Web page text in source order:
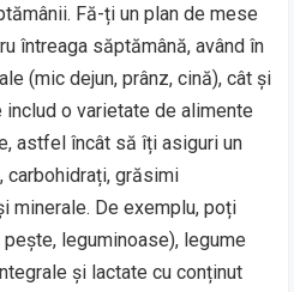
Fă-ți un plan de mese
întreaga săptămână, având în
(mic dejun, prânz, cină), cât și
o varietate de alimente
astfel încât să îți asiguri un
carbohidrați, grăsimi
minerale. De exemplu, poți
leguminoase), legume
și lactate cu conținut